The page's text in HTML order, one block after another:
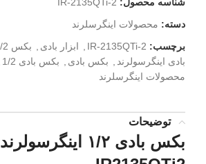
دسته: محصولات اینگرسلرند
برچسب: IR-2135QTi-2 ابزار بادی بکس 1/2 بادی
بادی اینگرسولرند
بکس بادی بکس بادی 1/2
محصولات اینگرسلرند
توضیحات
بکس بادی ۱/۲ اینگرسولرند